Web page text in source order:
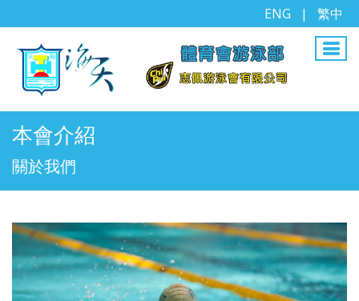
ENG | 繁中
本會介紹
關於我們